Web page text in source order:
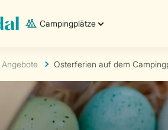
Campingplätze
Angebote Osterferien auf dem